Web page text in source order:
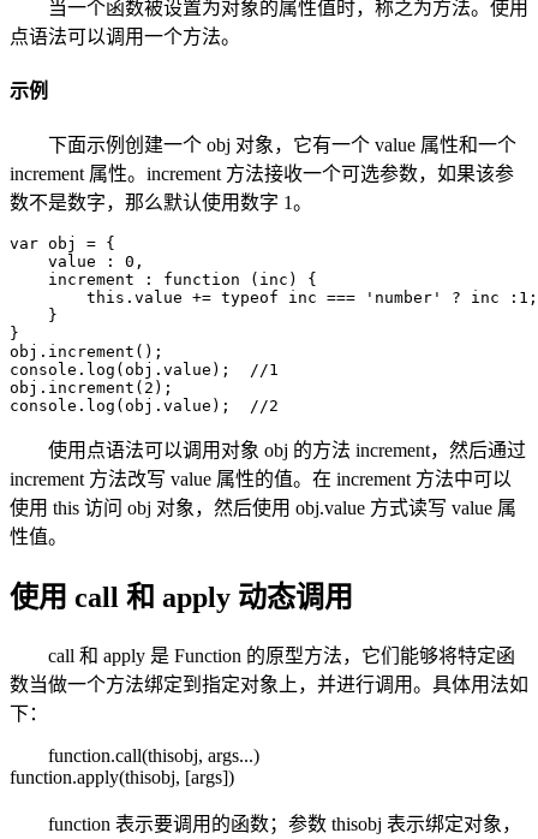
当一个函数被设置为对象的属性值时，称之为方法。使用
点语法可以调用一个方法。
示例
下面示例创建一个 obj 对象，它有一个 value 属性和一个
increment 属性。increment 方法接收一个可选参数，如果该参
数不是数字，那么默认使用数字 1。
var obj = {
    value : 0,
    increment : function (inc) {
        this.value += typeof inc === 'number' ? inc :1;
    }
}
obj.increment();
console.log(obj.value);  //1
obj.increment(2);
console.log(obj.value);  //2
使用点语法可以调用对象 obj 的方法 increment，然后通过
increment 方法改写 value 属性的值。在 increment 方法中可以
使用 this 访问 obj 对象，然后使用 obj.value 方式读写 value 属
性值。
使用 call 和 apply 动态调用
call 和 apply 是 Function 的原型方法，它们能够将特定函
数当做一个方法绑定到指定对象上，并进行调用。具体用法如
下：
function.call(thisobj, args...)
function.apply(thisobj, [args])
function 表示要调用的函数；参数 thisobj 表示绑定对象，